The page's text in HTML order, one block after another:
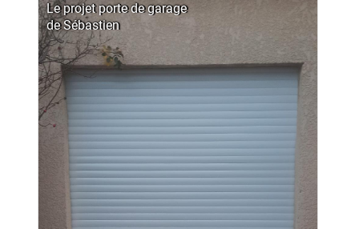
Le projet porte de garage
de Sébastien